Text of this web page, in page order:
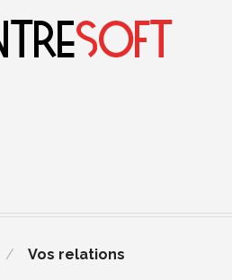
Vos relations